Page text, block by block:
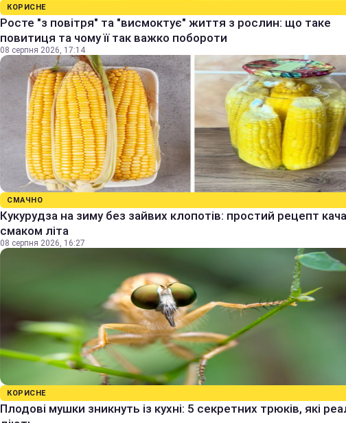
КОРИСНЕ
Росте "з повітря" та "висмоктує" життя з рослин: що таке
повитиця та чому її так важко побороти
08 серпня 2026, 17:14
СМАЧНО
Кукурудза на зиму без зайвих клопотів: простий рецепт
смаком літа
08 серпня 2026, 16:27
КОРИСНЕ
Плодові мушки зникнуть із кухні: 5 секретних трюків, які